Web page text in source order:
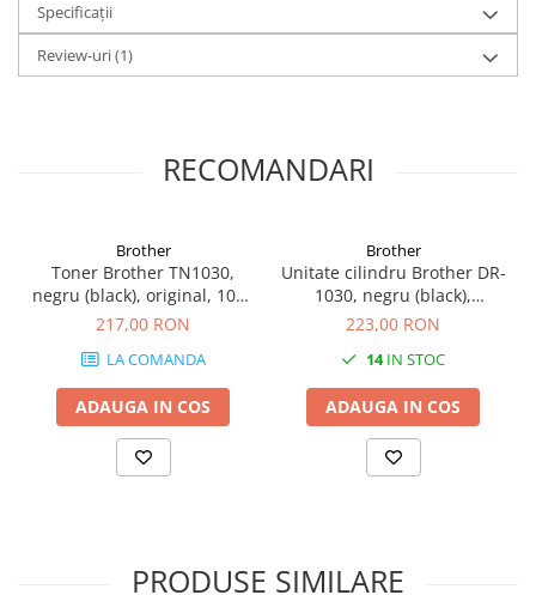
Kit mouse si tastatura
Web-cam-uri si sisteme
videoconferinta
Access Point-uri
Cabluri retea
Sisteme Mesh WiFi
Placi de retea
Conectori & mufe retea
Rack-uri & accesorii rack
Specificații
Review-uri(1)
RECOMANDARI
Brother
Toner Brother TN1030,
negru (black), original, 1000
pagini
217,00 RON
LA COMANDA
ADAUGA IN COS
Brother
Unitate cilindru Brother DR-
1030, negru (black),
original, 10.000 pagini
223,00 RON
14IN STOC
ADAUGA IN COS
PRODUSE SIMILARE